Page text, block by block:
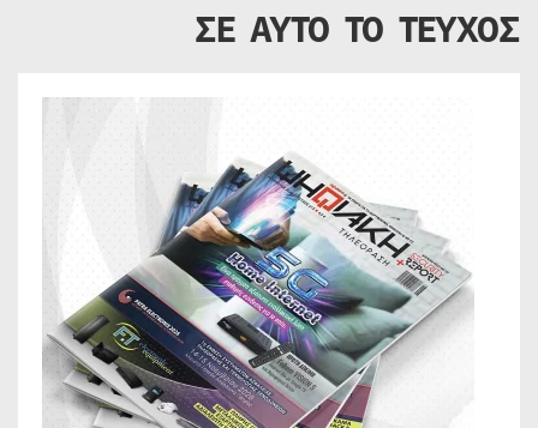
ΣΕ ΑΥΤΟ ΤΟ ΤΕΥΧΟΣ